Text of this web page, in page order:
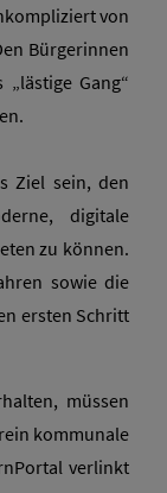
von
Bürgerinnen
Gang“
Ziel sein, den
digitale
zu können.
sowie die
ersten Schritt
müssen
kommunale
verlinkt